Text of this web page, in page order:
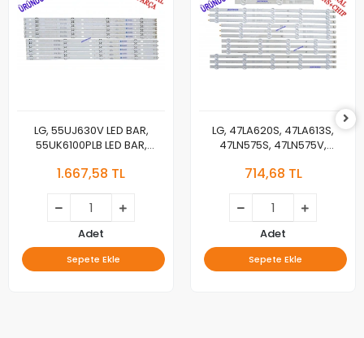
LG, 55UJ630V LED BAR,
55UK6100PLB LED BAR,
55LJ55_FHD_A,
55LJ55_FHD_B, LED BAR
1.667,58 TL
Adet
Sepete Ekle
LG, 47LA620S, 47LA613S,
47LN575S, 47LN575V,
BACKLIGHT, 6916L-1259A,
1261A,6916L-1262A,
LC470DUE-SFU1
714,68 TL
Adet
Sepete Ekle